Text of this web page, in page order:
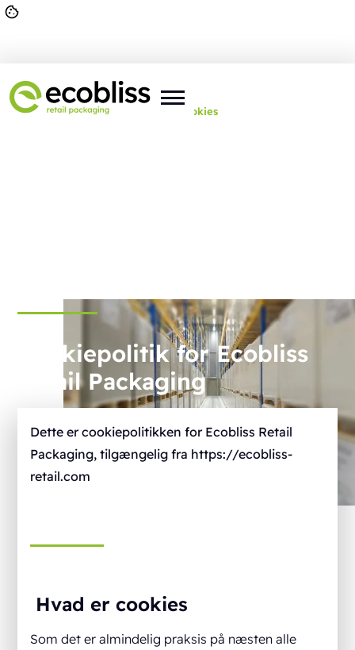
Du er her: Forside Cookies
Cookiepolitik for Ecobliss
Retail Packaging
Dette er cookiepolitikken for Ecobliss Retail
Packaging, tilgængelig fra https://ecobliss-
retail.com
Hvad er cookies
Som det er almindelig praksis på næsten alle